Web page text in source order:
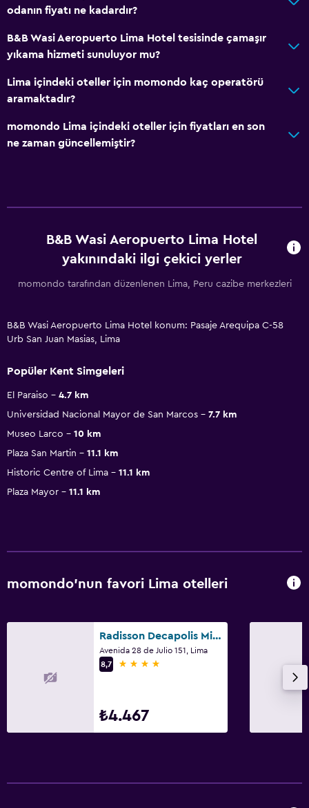
odanın fiyatı ne kadardır?
B&B Wasi Aeropuerto Lima Hotel tesisinde çamaşır
yıkama hizmeti sunuluyor mu?
Lima içindeki oteller için momondo kaç operatörü
aramaktadır?
momondo Lima içindeki oteller için fiyatları en son
ne zaman güncellemiştir?
B&B Wasi Aeropuerto Lima Hotel
yakınındaki ilgi çekici yerler
momondo tarafından düzenlenen Lima, Peru cazibe merkezleri
B&B Wasi Aeropuerto Lima Hotel konum: Pasaje Arequipa C-58
Urb San Juan Masias, Lima
Popüler Kent Simgeleri
El Paraiso
4.7 km
Universidad Nacional Mayor de San Marcos
7.7 km
Museo Larco
10 km
Plaza San Martin
11.1 km
Historic Centre of Lima
11.1 km
Plaza Mayor
11.1 km
momondo'nun favori Lima otelleri
Radisson Decapolis Miraflores
Avenida 28 de Julio 151, Lima
8,7
4 yıldız
₺4.467